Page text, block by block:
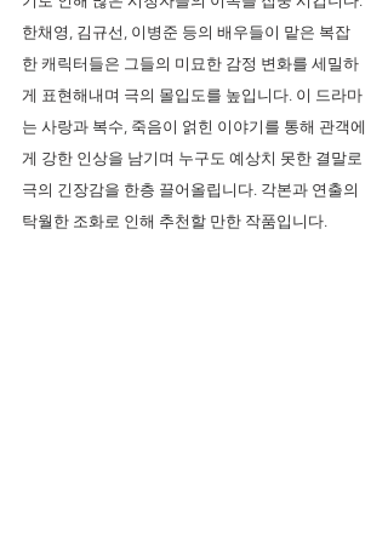
한채영, 김규선, 이병준 등의 배우들이 맡은 복잡
한 캐릭터들은 그들의 미묘한 감정 변화를 세밀하
게 표현해내며 극의 몰입도를 높입니다. 이 드라마
는 사랑과 복수, 죽음이 얽힌 이야기를 통해 관객에
게 강한 인상을 남기며 누구도 예상치 못한 결말로
극의 긴장감을 한층 끌어올립니다. 각본과 연출의
탁월한 조화로 인해 추천할 만한 작품입니다.